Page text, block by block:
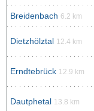
Breidenbach 6.2 km
Dietzhölztal 12.4 km
Erndtebrück 12.9 km
Dautphetal 13.8 km